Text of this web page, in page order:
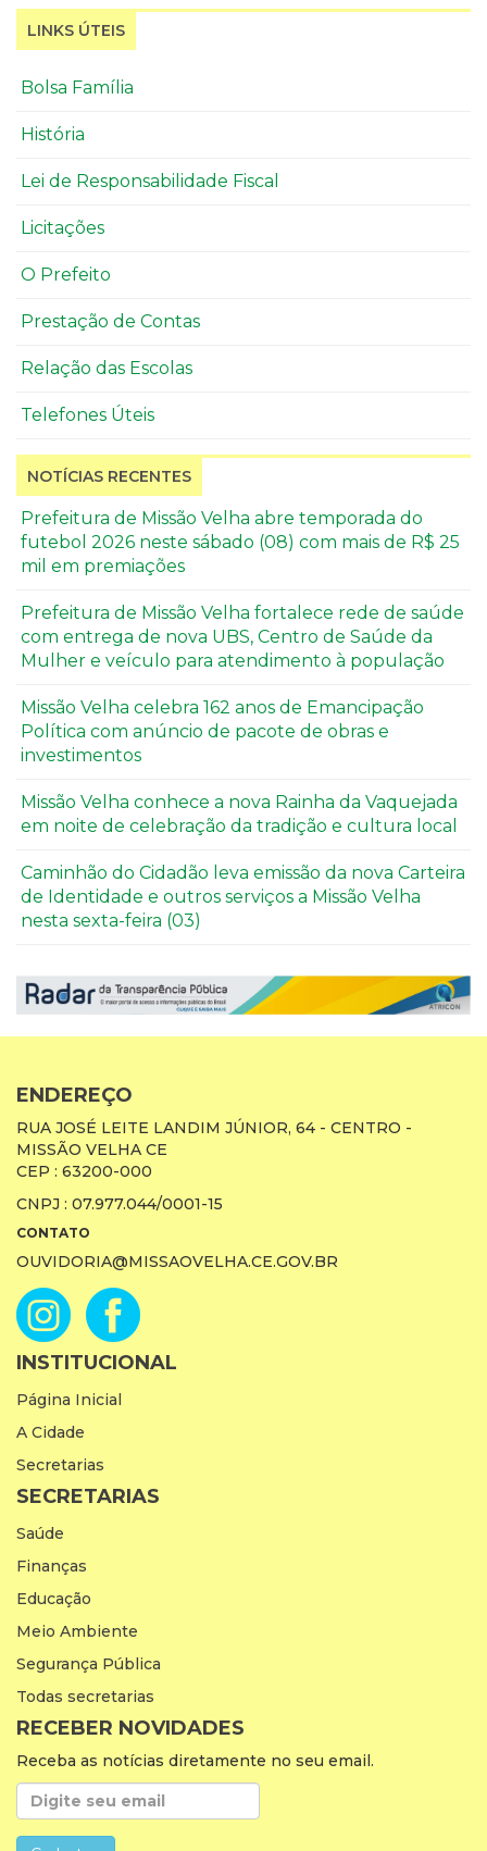
LINKS ÚTEIS
Bolsa Família
História
Lei de Responsabilidade Fiscal
Licitações
O Prefeito
Prestação de Contas
Relação das Escolas
Telefones Úteis
NOTÍCIAS RECENTES
Prefeitura de Missão Velha abre temporada do
futebol 2026 neste sábado (08) com mais de R$ 25
mil em premiações
Prefeitura de Missão Velha fortalece rede de saúde
com entrega de nova UBS, Centro de Saúde da
Mulher e veículo para atendimento à população
Missão Velha celebra 162 anos de Emancipação
Política com anúncio de pacote de obras e
investimentos
Missão Velha conhece a nova Rainha da Vaquejada
em noite de celebração da tradição e cultura local
Caminhão do Cidadão leva emissão da nova Carteira
de Identidade e outros serviços a Missão Velha
nesta sexta-feira (03)
ENDEREÇO
RUA JOSÉ LEITE LANDIM JÚNIOR, 64 - CENTRO -
MISSÃO VELHA CE
CEP : 63200-000
CNPJ : 07.977.044/0001-15
CONTATO
OUVIDORIA@MISSAOVELHA.CE.GOV.BR
INSTITUCIONAL
Página Inicial
A Cidade
Secretarias
SECRETARIAS
Saúde
Finanças
Educação
Meio Ambiente
Segurança Pública
Todas secretarias
RECEBER NOVIDADES
Receba as notícias diretamente no seu email.